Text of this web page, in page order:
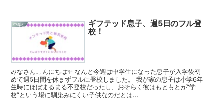
中学生
ギフテッド息子、週5日のフル登
校！
みなさんこんにちは✨ なんと今週は中学生になった息子が入学後初
めて週5日間を休まずフルに登校しました。 我が家の息子は小学6年
生時にほぼまるまる不登校だったし、おそらく彼はもともとが“学
校”という場に馴染みにくい子供なのだとは...